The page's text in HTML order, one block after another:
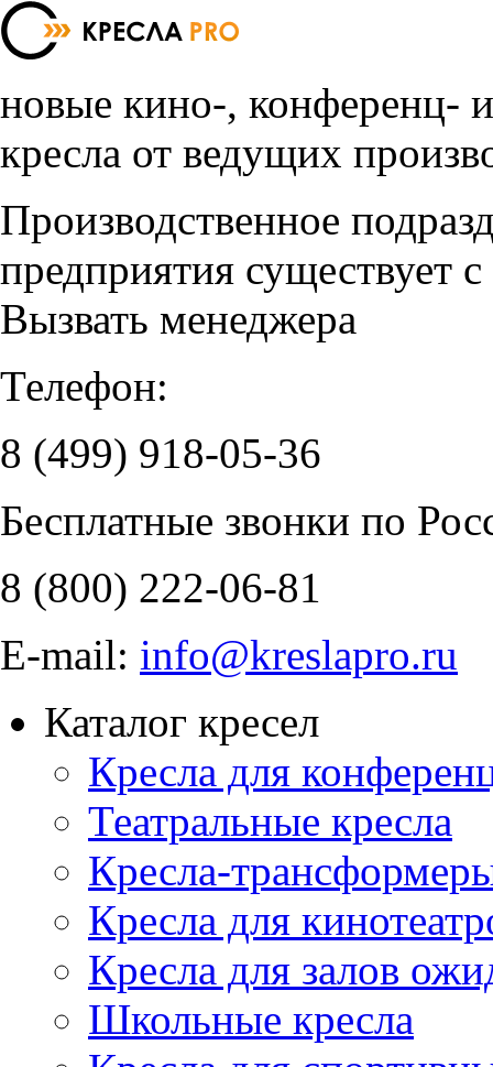
новые кино-, конференц-
кресла от ведущих
Производственное
предприятия существует
Вызвать менеджера
Телефон:
8 (499) 918-05-36
Бесплатные звонки по
8 (800) 222-06-81
E-mail: info@kreslapro.ru
Каталог кресел
Кресла для
Театральные кресла
Кресла-
Кресла для
Кресла для залов
Школьные кресла